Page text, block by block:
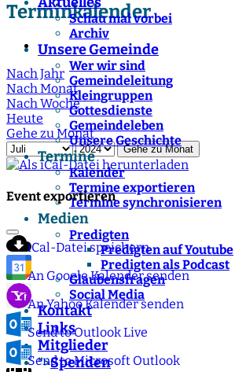
Schau mal vorbei
Archiv
Unsere Gemeinde
Wer wir sind
Gemeindeleitung
Kleingruppen
Gottesdienste
Gemeindeleben
Unsere Geschichte
Termine
Kalender
Termine exportieren
Termine synchronisieren
Medien
Predigten
Predigten auf Youtube
Predigten als Podcast
Glaubensfragen
Social Media
Kontakt
Links
Mitglieder
">Spenden
Terminkalender
Nach Jahr
Nach Monat
Nach Woche
Heute
Gehe zu Monat
Gehe zu Monat
Event exportieren
iCal-Datei speichern
An Google Kalender senden
An Yahoo Kalender senden
Send to Outlook Live
Send to Microsoft Outlook